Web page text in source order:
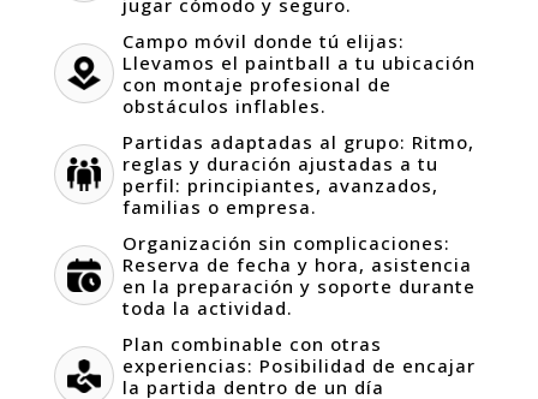
jugar cómodo y seguro.
Campo móvil donde tú elijas:
Llevamos el paintball a tu ubicación
con montaje profesional de
obstáculos inflables.
Partidas adaptadas al grupo: Ritmo,
reglas y duración ajustadas a tu
perfil: principiantes, avanzados,
familias o empresa.
Organización sin complicaciones:
Reserva de fecha y hora, asistencia
en la preparación y soporte durante
toda la actividad.
Plan combinable con otras
experiencias: Posibilidad de encajar
la partida dentro de un día